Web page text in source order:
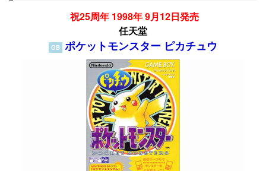
祝25周年 1998年 9月12日発売
任天堂
GB ポケットモンスター ピカチュウ